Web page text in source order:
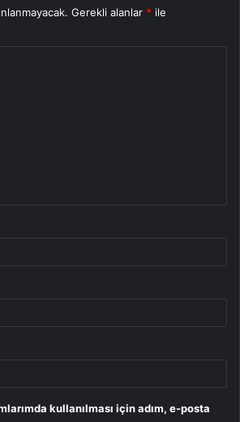
Gerekli alanlar * ile
kullanılması için adım, e-posta